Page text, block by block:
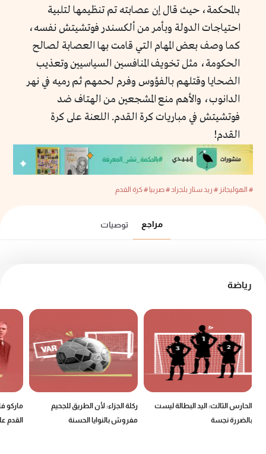
بالمحكمة، حيث قال إن عصابته تم تنظيمها لتلبية
احتياجات الدولة وبأمر من ألكسندر فوتشيتش نفسه،
كما وصف بعض المهام التي قامت بها العصابة لصالح
الحكومة، مثل تخويف المنافسين السياسيين وتعذيب
الضحايا وقتلهم بالفؤوس وفرم لحمهم ثم رميه في نهر
الدانوب، والأهم منع المشجعين من الهتاف ضد
فوتشيتش في مباريات كرة القدم. اللعنة على كرة
القدم!
# الهوليجانز # ريد ستار بلجراد# صربيا # كرة القدم
مراجع توصيات
رياضة
الحارس الثالث: اليد البطالة ليست
بالضررة نجسة
ركلة الجزاء: لأن الطريق للجحيم
مفروش بالنوايا الحسنة
ماركو
القدم